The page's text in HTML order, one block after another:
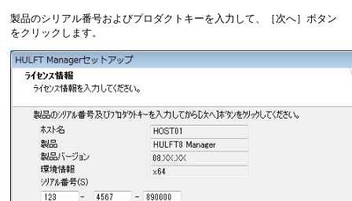
製品のシリアル番号およびプロダクトキーを入力して、 次へ
ボタン
をクリックします。